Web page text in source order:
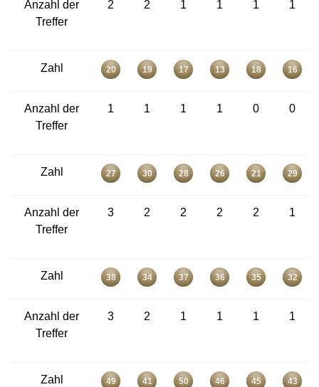
Anzahl der
Treffer
2 2 1 1 1 1
Zahl 20 19 17 13 18 16
Anzahl der
Treffer
1 1 1 1 0 0
Zahl 27 30 28 26 21 29
Anzahl der
Treffer
3 2 2 2 2 1
Zahl 38 34 37 36 35 32
Anzahl der
Treffer
3 2 1 1 1 1
Zahl 49 41 50 46 45 43